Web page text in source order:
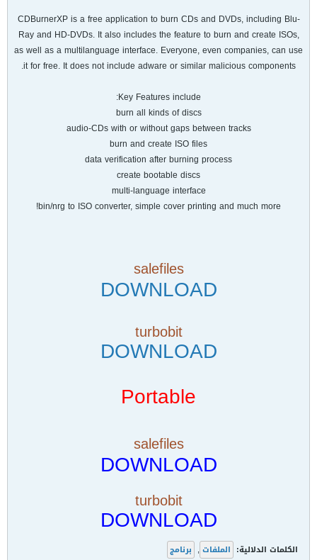
CDBurnerXP is a free application to burn CDs and DVDs, including Blu-
Ray and HD-DVDs. It also includes the feature to burn and create ISOs,
as well as a multilanguage interface. Everyone, even companies, can use
it for free. It does not include adware or similar malicious components.
Key Features include:
burn all kinds of discs
audio-CDs with or without gaps between tracks
burn and create ISO files
data verification after burning process
create bootable discs
multi-language interface
bin/nrg to ISO converter, simple cover printing and much more!
salefiles
DOWNLOAD
turbobit
DOWNLOAD
Portable
salefiles
DOWNLOAD
turbobit
DOWNLOAD
الكلمات الدلالية: الملفات , برنامج